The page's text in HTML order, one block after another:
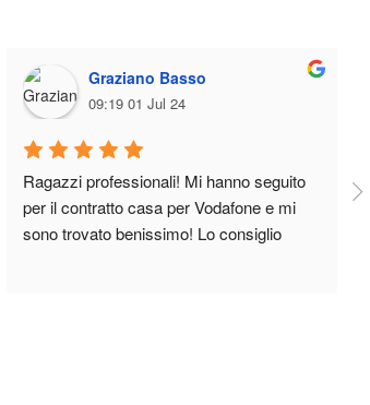
Graziano Basso
09:19 01 Jul 24
Ragazzi professionali! Mi hanno seguito
per il contratto casa per Vodafone e mi
sono trovato benissimo! Lo consiglio